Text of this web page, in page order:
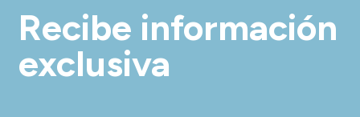
Recibe información
exclusiva